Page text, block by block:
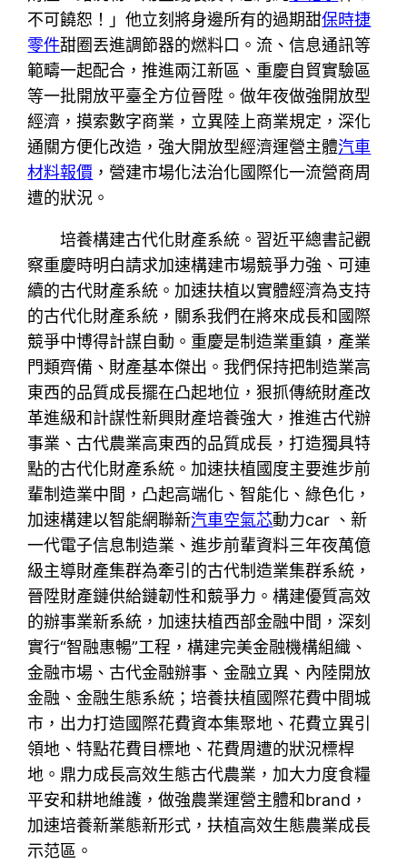
不可饒恕！」他立刻將身邊所有的過期甜保時捷
零件甜圈丟進調節器的燃料口。流、信息通訊等
範疇一起配合，推進兩江新區、重慶自貿實驗區
等一批開放平臺全方位晉陞。做年夜做強開放型
經濟，摸索數字商業，立異陸上商業規定，深化
通關方便化改造，強大開放型經濟運營主體汽車
材料報價 ，營建市場化法治化國際化一流營商周
遭的狀況。
培養構建古代化財產系統。習近平總書記觀
察重慶時明白請求加速構建市場競爭力強、可連
續的古代財產系統。加速扶植以實體經濟為支持
的古代化財產系統，關系我們在將來成長和國際
競爭中博得計謀自動。重慶是制造業重鎮，產業
門類齊備、財產基本傑出。我們保持把制造業高
東西的品質成長擺在凸起地位，狠抓傳統財產改
革進級和計謀性新興財產培養強大，推進古代辦
事業、古代農業高東西的品質成長，打造獨具特
點的古代化財產系統。加速扶植國度主要進步前
輩制造業中間，凸起高端化、智能化、綠色化，
加速構建以智能網聯新汽車空氣芯動力car 、新
一代電子信息制造業、進步前輩資料三年夜萬億
級主導財產集群為牽引的古代制造業集群系統，
晉陞財產鏈供給鏈韌性和競爭力。構建優質高效
的辦事業新系統，加速扶植西部金融中間，深刻
實行“智融惠暢”工程，構建完美金融機構組織、
金融市場、古代金融辦事、金融立異、內陸開放
金融、金融生態系統；培養扶植國際花費中間城
市，出力打造國際花費資本集聚地、花費立異引
領地、特點花費目標地、花費周遭的狀況標桿
地。鼎力成長高效生態古代農業，加大力度食糧
平安和耕地維護，做強農業運營主體和brand，
加速培養新業態新形式，扶植高效生態農業成長
示范區。